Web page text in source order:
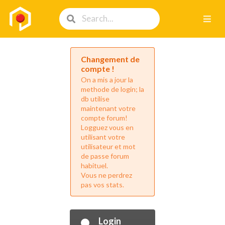
Changement de
compte !
On a mis a jour la
methode de login; la
db utilise
maintenant votre
compte forum!
Logguez vous en
utilisant votre
utilisateur et mot
de passe forum
habituel.
Vous ne perdrez
pas vos stats.
Login